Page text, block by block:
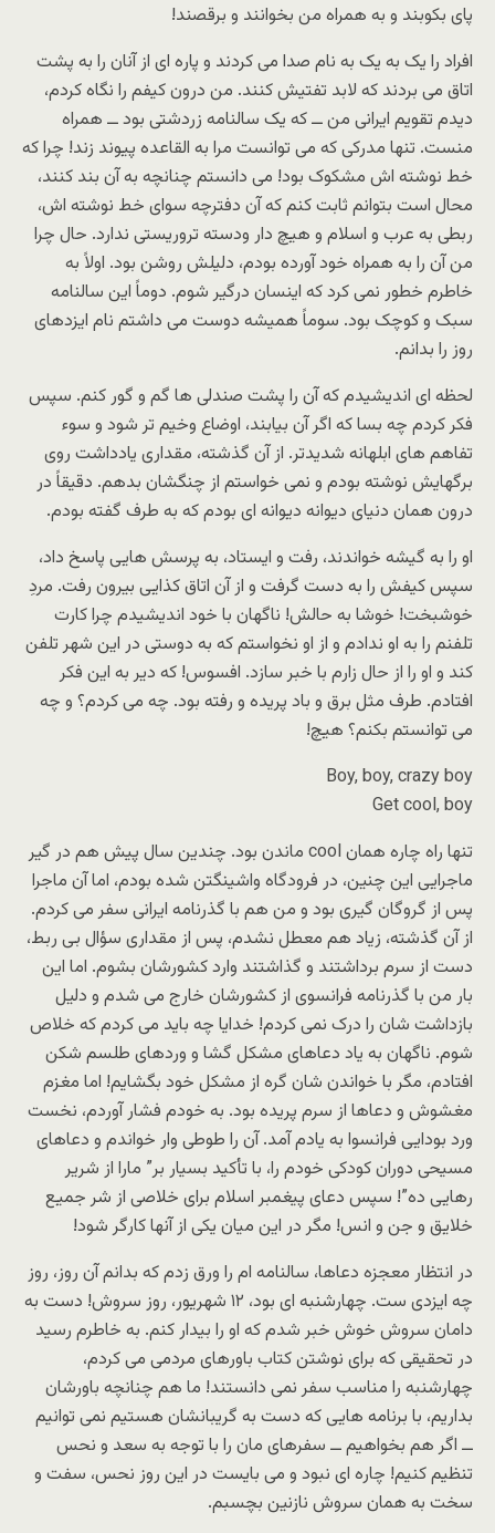
پای بکوبند و به همراه من بخوانند و برقصند!
افراد را یک به یک به نام صدا می کردند و پاره ای از آنان را به پشت
اتاق می بردند که لابد تفتیش کنند. من درون کیفم را نگاه کردم،
دیدم تقویم ایرانی من ــ که یک سالنامه زردشتی بود ــ همراه
منست. تنها مدرکی که می توانست مرا به القاعده پیوند زند! چرا که
خط نوشته اش مشکوک بود! می دانستم چنانچه به آن بند کنند،
محال است بتوانم ثابت کنم که آن دفترچه سوای خط نوشته اش،
ربطی به عرب و اسلام و هیچ دار ودسته تروریستی ندارد. حال چرا
من آن را به همراه خود آورده بودم، دلیلش روشن بود. اولاً به
خاطرم خطور نمی کرد که اینسان درگیر شوم. دوماً این سالنامه
سبک و کوچک بود. سوماً همیشه دوست می داشتم نام ایزدهای
روز را بدانم.
لحظه ای اندیشیدم که آن را پشت صندلی ها گم و گور کنم. سپس
فکر کردم چه بسا که اگر آن بیابند، اوضاع وخیم تر شود و سوء
تفاهم های ابلهانه شدیدتر. از آن گذشته، مقداری یادداشت روی
برگهایش نوشته بودم و نمی خواستم از چنگشان بدهم. دقیقاً در
درون همان دنیای دیوانه دیوانه ای بودم که به طرف گفته بودم.
او را به گیشه خواندند، رفت و ایستاد، به پرسش هایی پاسخ داد،
سپس کیفش را به دست گرفت و از آن اتاق کذایی بیرون رفت. مردِ
خوشبخت! خوشا به حالش! ناگهان با خود اندیشیدم چرا کارت
تلفنم را به او ندادم و از او نخواستم که به دوستی در این شهر تلفن
کند و او را از حال زارم با خبر سازد. افسوس! که دیر به این فکر
افتادم. طرف مثل برق و باد پریده و رفته بود. چه می کردم؟ و چه
می توانستم بکنم؟ هیچ!
Boy, boy, crazy boy
Get cool, boy
تنها راه چاره همان cool ماندن بود. چندین سال پیش هم در گیر
ماجرایی این چنین، در فرودگاه واشینگتن شده بودم، اما آن ماجرا
پس از گروگان گیری بود و من هم با گذرنامه ایرانی سفر می کردم.
از آن گذشته، زیاد هم معطل نشدم، پس از مقداری سؤال بی ربط،
دست از سرم برداشتند و گذاشتند وارد کشورشان بشوم. اما این
بار من با گذرنامه فرانسوی از کشورشان خارج می شدم و دلیل
بازداشت شان را درک نمی کردم! خدایا چه باید می کردم که خلاص
شوم. ناگهان به یاد دعاهای مشکل گشا و وردهای طلسم شکن
افتادم، مگر با خواندن شان گره از مشکل خود بگشایم! اما مغزم
مغشوش و دعاها از سرم پریده بود. به خودم فشار آوردم، نخست
ورد بودایی فرانسوا به یادم آمد. آن را طوطی وار خواندم و دعاهای
مسیحی دوران کودکی خودم را، با تأکید بسیار بر” مارا از شریر
رهایی ده”! سپس دعای پیغمبر اسلام برای خلاصی از شر جمیع
خلایق و جن و انس! مگر در این میان یکی از آنها کارگر شود!
در انتظار معجزه دعاها، سالنامه ام را ورق زدم که بدانم آن روز، روز
چه ایزدی ست. چهارشنبه ای بود، ۱۲ شهریور، روز سروش! دست به
دامان سروش خوش خبر شدم که او را بیدار کنم. به خاطرم رسید
در تحقیقی که برای نوشتن کتاب باورهای مردمی می کردم،
چهارشنبه را مناسب سفر نمی دانستند! ما هم چنانچه باورشان
بداریم، با برنامه هایی که دست به گریبانشان هستیم نمی توانیم
ــ اگر هم بخواهیم ــ سفرهای مان را با توجه به سعد و نحس
تنظیم کنیم! چاره ای نبود و می بایست در این روز نحس، سفت و
سخت به همان سروش نازنین بچسبم.